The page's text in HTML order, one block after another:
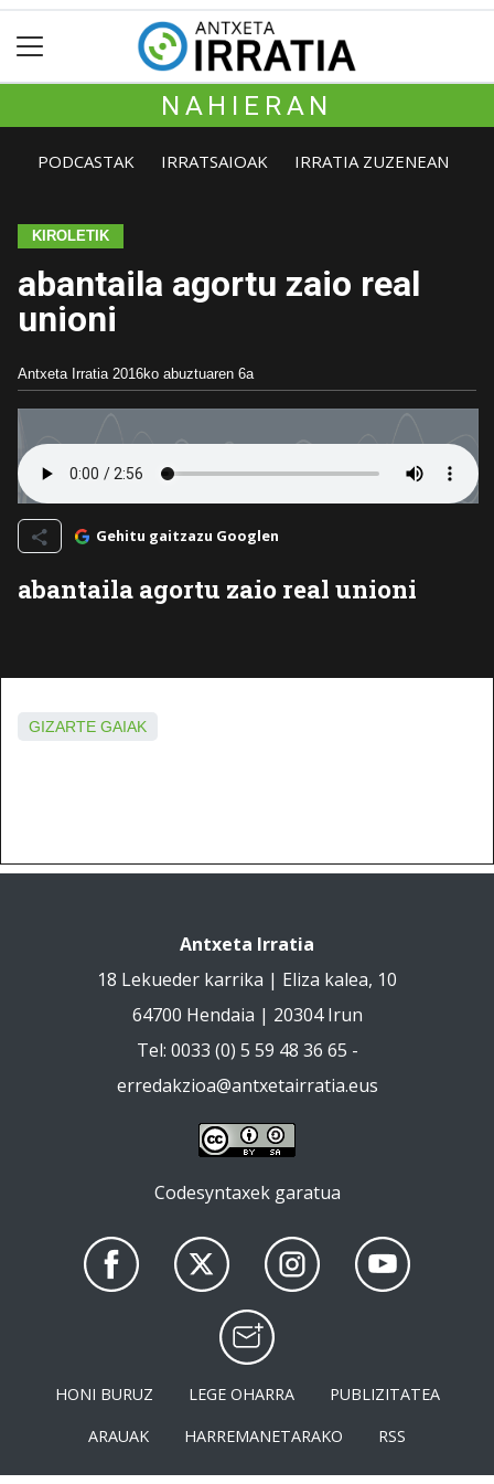
NAHIERAN
PODCASTAK IRRATSAIOAK IRRATIA ZUZENEAN
KIROLETIK
abantaila agortu zaio real
unioni
Antxeta Irratia 2016ko abuztuaren 6a
Gehitu gaitzazu Googlen
abantaila agortu zaio real unioni
GIZARTE GAIAK
Antxeta Irratia
18 Lekueder karrika | Eliza kalea, 10
64700 Hendaia | 20304 Irun
Tel: 0033 (0) 5 59 48 36 65 -
erredakzioa@antxetairratia.eus
Codesyntaxek garatua
HONI BURUZ LEGE OHARRA
PUBLIZITATEA
ARAUAK
HARREMANETARAKO RSS